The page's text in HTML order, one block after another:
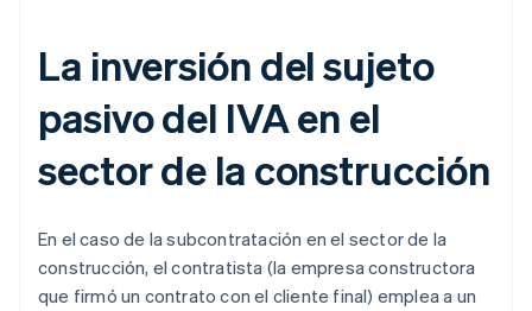
La inversión del sujeto
pasivo del IVA en el
sector de la construcción
En el caso de la subcontratación en el sector de la
construcción, el contratista (la empresa constructora
que firmó un contrato con el cliente final) emplea a un